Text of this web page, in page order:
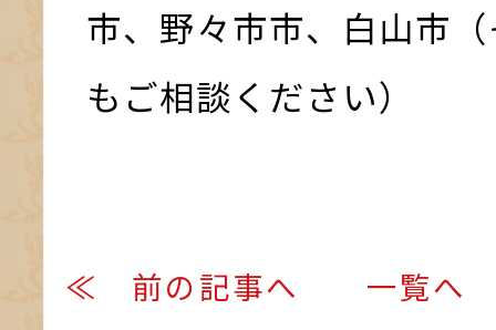
市、野々市市、白山市
もご相談ください）
≪ 前の記事へ 一覧へ